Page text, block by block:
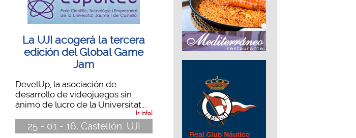
La UJI acogerá la tercera
edición del Global Game
Jam
DevelUp, la asociación de
desarrollo de videojuegos sin
ánimo de lucro de la Universitat...
[+ info]
25 - 01 - 16, Castellón. UJI